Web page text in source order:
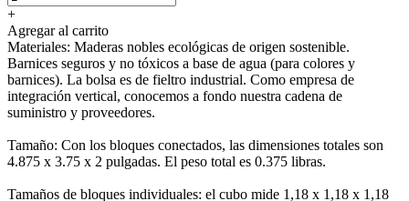
+
Agregar al carrito
Materiales: Maderas nobles ecológicas de origen sostenible.
Barnices seguros y no tóxicos a base de agua (para colores y
barnices). La bolsa es de fieltro industrial. Como empresa de
integración vertical, conocemos a fondo nuestra cadena de
suministro y proveedores.
Tamaño: Con los bloques conectados, las dimensiones totales son
4.875 x 3.75 x 2 pulgadas. El peso total es 0.375 libras.
Tamaños de bloques individuales: el cubo mide 1,18 x 1,18 x 1,18